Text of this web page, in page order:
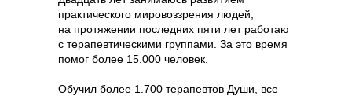
практического мировоззрения людей,
на протяжении последних пяти лет работаю
с терапевтическими группами. За это время
помог более 15.000 человек.
Обучил более 1.700 терапевтов Души, все